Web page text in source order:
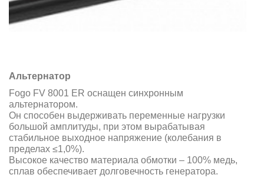
Альтернатор
Fogo FV 8001 ER оснащен синхронным
альтернатором.
Он способен выдерживать переменные нагрузки
большой амплитуды, при этом вырабатывая
стабильное выходное напряжение (колебания в
пределах ≤1,0%).
Высокое качество материала обмотки – 100% медь,
сплав обеспечивает долговечность генератора.